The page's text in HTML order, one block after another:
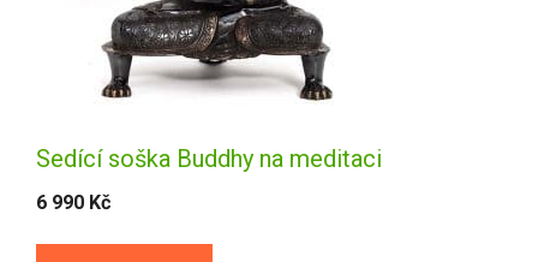
Sedící soška Buddhy na meditaci
6 990 Kč